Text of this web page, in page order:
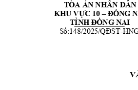
TÒA ÁN NHÂN DÂN
KHU VỰC 10 – ĐỒNG
TỈNH ĐỒNG NAI
     Số:148/2025/QĐST-HN